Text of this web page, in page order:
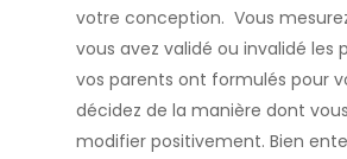
votre conception. Vous
vous avez validé ou invalidé les
vos parents ont formulés pour
décidez de la manière dont
modifier positivement. Bien